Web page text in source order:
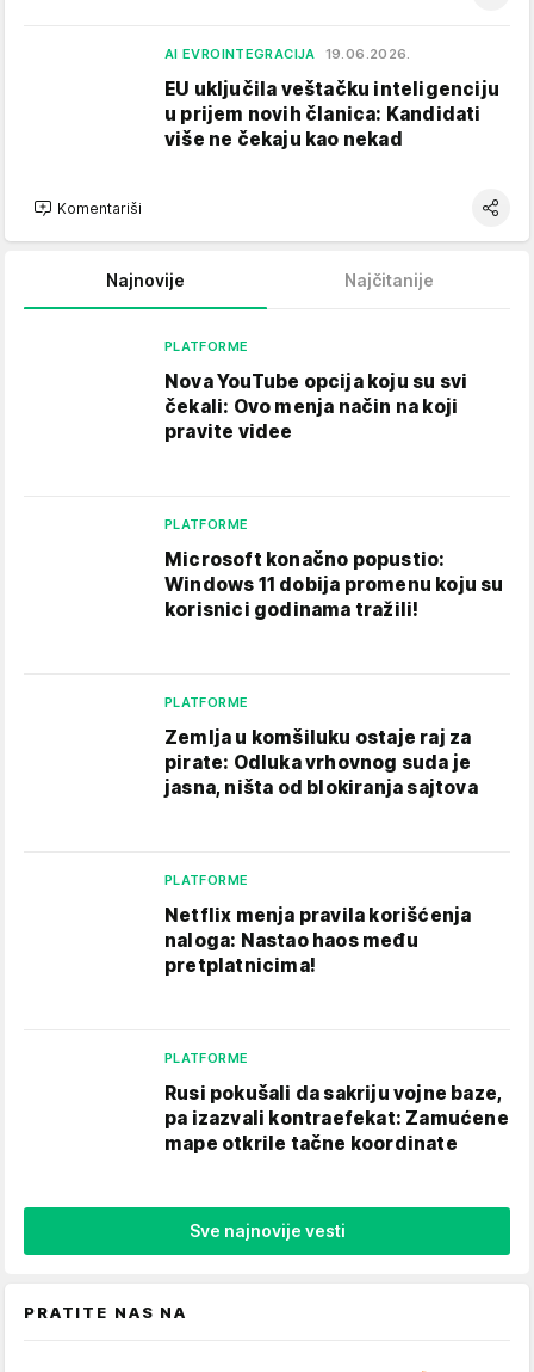
AI EVROINTEGRACIJA 19.06.2026.
EU uključila veštačku inteligenciju
u prijem novih članica: Kandidati
više ne čekaju kao nekad
Komentariši
Najnovije Najčitanije
PLATFORME
Nova YouTube opcija koju su svi
čekali: Ovo menja način na koji
pravite videe
PLATFORME
Microsoft konačno popustio:
Windows 11 dobija promenu koju su
korisnici godinama tražili!
PLATFORME
Zemlja u komšiluku ostaje raj za
pirate: Odluka vrhovnog suda je
jasna, ništa od blokiranja sajtova
PLATFORME
Netflix menja pravila korišćenja
naloga: Nastao haos među
pretplatnicima!
PLATFORME
Rusi pokušali da sakriju vojne baze,
pa izazvali kontraefekat: Zamućene
mape otkrile tačne koordinate
Sve najnovije vesti
PRATITE NAS NA